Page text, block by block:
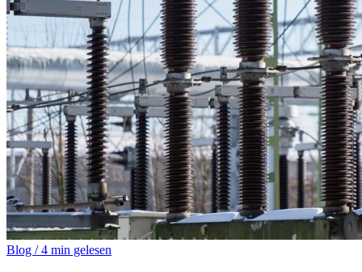
Blog /4 min gelesen